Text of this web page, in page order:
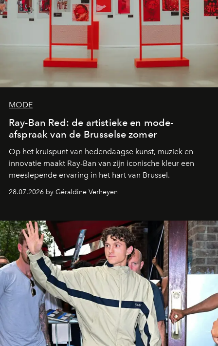
MODE
Ray-Ban Red: de artistieke en mode-
afspraak van de Brusselse zomer
Op het kruispunt van hedendaagse kunst, muziek en
innovatie maakt Ray-Ban van zijn iconische kleur een
meeslepende ervaring in het hart van Brussel.
28.07.2026 by Géraldine Verheyen